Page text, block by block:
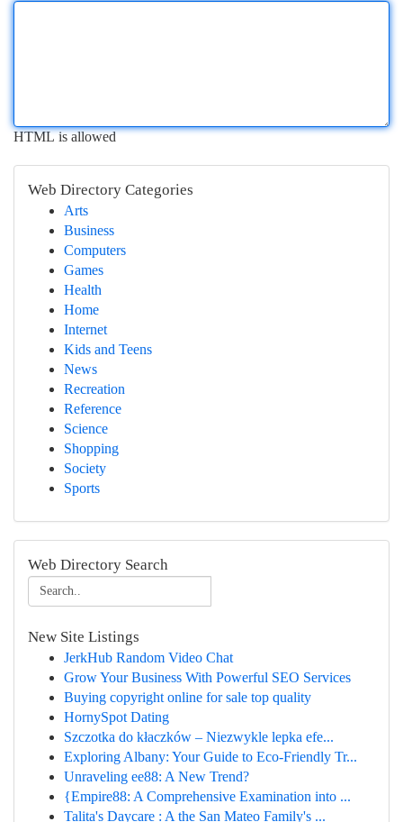
HTML is allowed
Web Directory Categories
Arts
Business
Computers
Games
Health
Home
Internet
Kids and Teens
News
Recreation
Reference
Science
Shopping
Society
Sports
Web Directory Search
New Site Listings
JerkHub Random Video Chat
Grow Your Business With Powerful SEO Services
Buying copyright online for sale top quality
HornySpot Dating
Szczotka do kłaczków – Niezwykle lepka efe...
Exploring Albany: Your Guide to Eco-Friendly Tr...
Unraveling ee88: A New Trend?
{Empire88: A Comprehensive Examination into ...
Talita's Daycare : A the San Mateo Family's ...